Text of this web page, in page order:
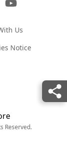
Us
Notice
Reserved.